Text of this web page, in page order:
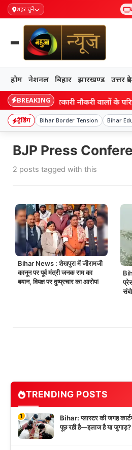
शहर चुनें
होम नेशनल बिहार झारखण्ड उत्तर
BREAKING
Bihar: सरकारी नौकरी वालों के
ट्रेंडिंग Bihar Border Tension Bihar
BJP Press
2 posts tagged with this
Bihar News : शेखपुरा में जीरामजी
कानून पर पूर्व मंत्री जनक राम का
बयान, विपक्ष पर दुष्प्रचार का आरोप!
TRENDING POSTS
1
Bihar: प्लास्टर की जगह
पूछ रही है—इलाज है या जुगाड़?